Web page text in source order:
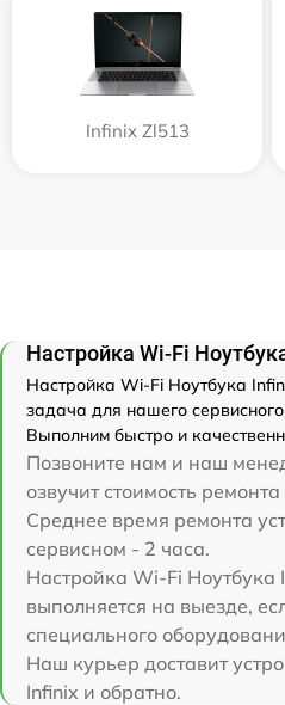
Infinix Zl513
Настройка Wi-Fi
Настройка Wi-Fi Ноутбука
задача для нашего
Выполним быстро и
Позвоните нам и наш
озвучит стоимость
Среднее время ремонта
сервисном - 2 часа.
Настройка Wi-Fi Ноутбука
выполняется на выезде,
специального
Наш курьер доставит
Infinix и обратно.